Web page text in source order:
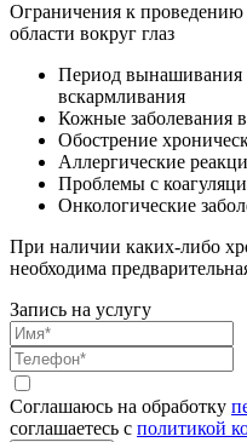
Ограничения к проведению
области вокруг глаз
Период вынашивания
вскармливания
Кожные заболевания
Обострение
Аллергические
Проблемы с
Онкологические
При наличии каких-либо
необходима
Запись на услугу
Соглашаюсь на обработку
соглашаетесь c политикой